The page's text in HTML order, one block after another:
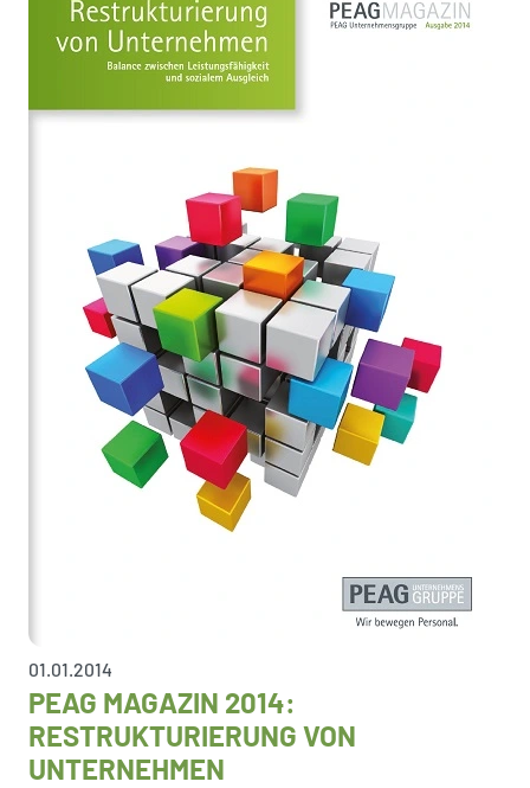
01.01.2014
PEAG MAGAZIN 2014:
RESTRUKTURIERUNG VON
UNTERNEHMEN